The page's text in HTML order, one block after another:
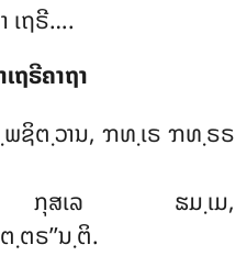
ເຖຣີ….
ຣີຄາຖາ
ພຊິຕ຺ວານ, ຠທ຺ເຣ ຠທ຺ຣຣ
ກຸສເລ ຘມ຺ເມ,
ຕຣ’’ນ຺ຕິ.